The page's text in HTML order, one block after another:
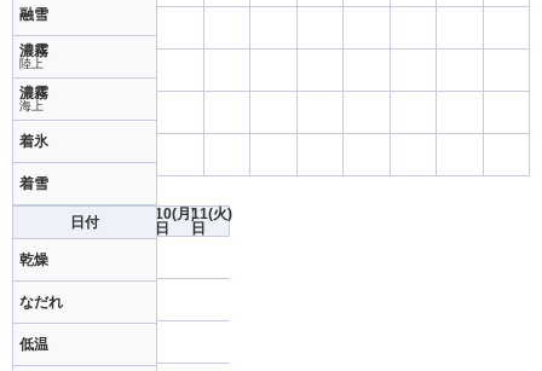
融雪
濃霧
陸上
濃霧
海上
着氷
着雪
日付
乾燥
なだれ
低温
10
日
(月)11
日
(火)